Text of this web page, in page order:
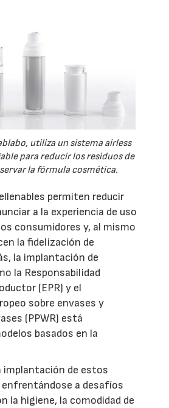
utiliza un sistema airless
para reducir los residuos de
la fórmula cosmética.
permiten reducir
a la experiencia de uso
consumidores y, al mismo
la fidelización de
la implantación de
la Responsabilidad
(EPR) y el
sobre envases y
(PPWR) está
basados en la
implantación de estos
a desafíos
la higiene, la comodidad de